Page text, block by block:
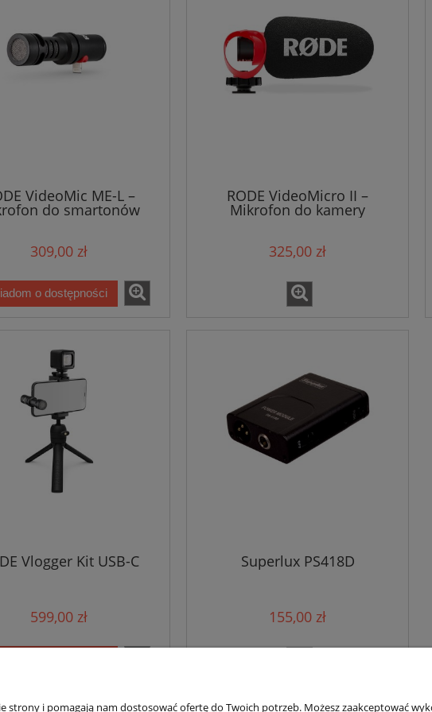
VideoMic ME-L –
do smartonów
309,00 zł
o dostępności
RODE VideoMicro II –
Mikrofon do kamery
325,00 zł
Vlogger Kit USB-C
599,00 zł
Superlux PS418D
155,00 zł
strony i pomagają nam dostosować ofertę do Twoich potrzeb. Możesz zaakceptować